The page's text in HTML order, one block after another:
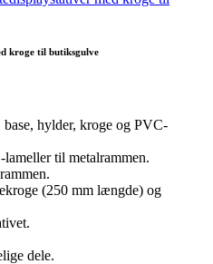
kroge til butiksgulve
base, hylder, kroge og PVC-
til metalrammen.
(250 mm længde) og
dele.